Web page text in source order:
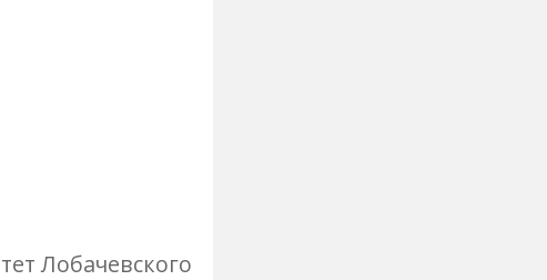
Лобачевского